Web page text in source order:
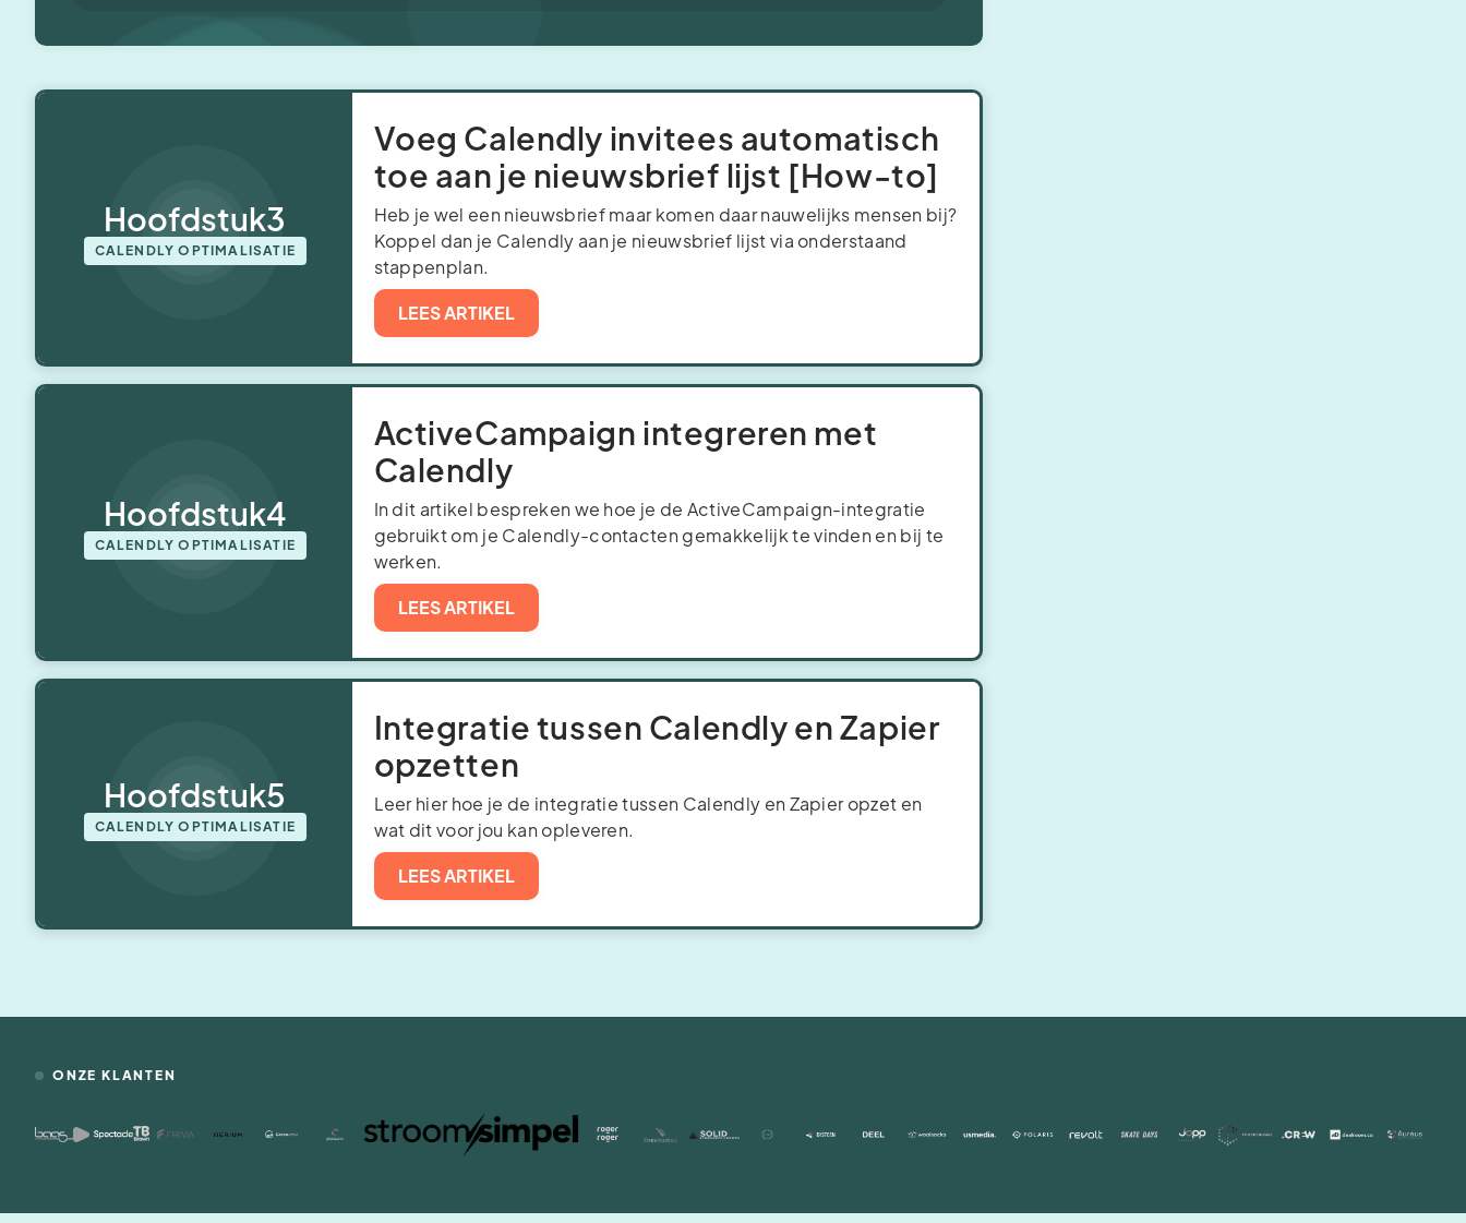
Hoofdstuk3
CALENDLY OPTIMALISATIE
Voeg Calendly invitees automatisch
toe aan je nieuwsbrief lijst [How-to]
Heb je wel een nieuwsbrief maar komen daar nauwelijks mensen bij?
Koppel dan je Calendly aan je nieuwsbrief lijst via onderstaand
stappenplan.
LEES ARTIKEL
Hoofdstuk4
CALENDLY OPTIMALISATIE
ActiveCampaign integreren met
Calendly
In dit artikel bespreken we hoe je de ActiveCampaign-integratie
gebruikt om je Calendly-contacten gemakkelijk te vinden en bij te
werken.
LEES ARTIKEL
Hoofdstuk5
CALENDLY OPTIMALISATIE
Integratie tussen Calendly en Zapier
opzetten
Leer hier hoe je de integratie tussen Calendly en Zapier opzet en
wat dit voor jou kan opleveren.
LEES ARTIKEL
ONZE KLANTEN